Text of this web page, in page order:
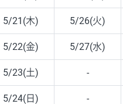
5/21(木) 5/26(火)
5/22(金) 5/27(水)
5/23(土) -
5/24(日) -